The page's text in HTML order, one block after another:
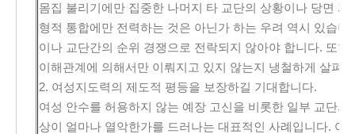
몸집 불리기에만 집중한 나머지 타 교단의 상황이나 당면
형적 통합에만 전력하는 것은 아닌가 하는 우려 역시 있습
이나 교단간의 순위 경쟁으로 전락되지 않아야 합니다. 또
이해관계에 의해서만 이뤄지고 있지 않는지 냉철하게 살펴
2. 여성지도력의 제도적 평등을 보장하길 기대합니다.
여성 안수를 허용하지 않는 예장 고신을 비롯한 일부 교단
상이 얼마나 열악한가를 드러나는 대표적인 사례입니다. 여